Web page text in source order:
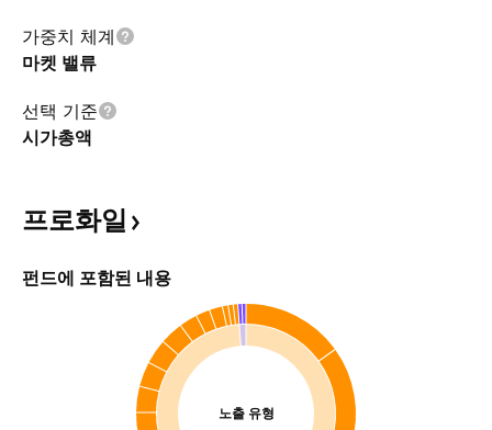
가중치 체계
마켓 밸류
선택 기준
시가총액
프로화일
펀드에 포함된 내용
노출 유형